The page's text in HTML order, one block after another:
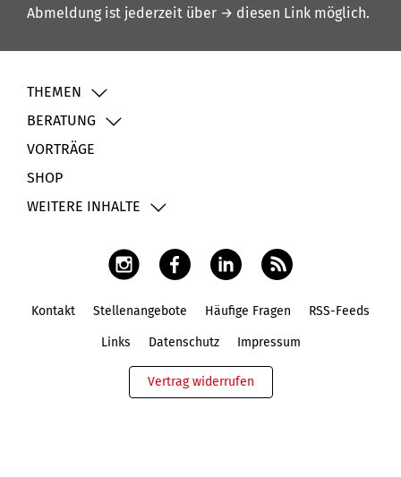
Abmeldung ist jederzeit über → diesen Link möglich.
THEMEN
BERATUNG
VORTRÄGE
SHOP
WEITERE INHALTE
Kontakt Stellenangebote Häufige Fragen RSS-Feeds
Links Datenschutz Impressum
Vertrag widerrufen